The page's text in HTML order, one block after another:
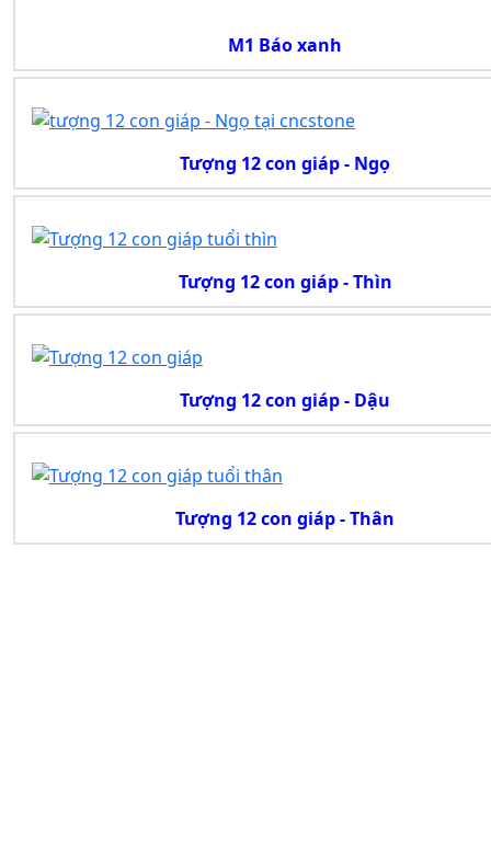
M1 Báo xanh
Tượng 12 con giáp - Ngọ
Tượng 12 con giáp - Thìn
Tượng 12 con giáp - Dậu
Tượng 12 con giáp - Thân